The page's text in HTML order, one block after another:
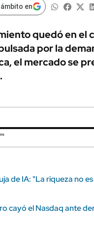
AUTOS
en
quedó en el
por la
el mercado se
de IA: "La riqueza no
cayó el Nasdaq ante